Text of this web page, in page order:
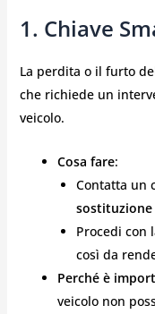
1. Chiave
La perdita o il furto
che richiede un
veicolo.
Cosa fare:
Contatta un
sostituzione
Procedi con
così da
Perché è
veicolo non